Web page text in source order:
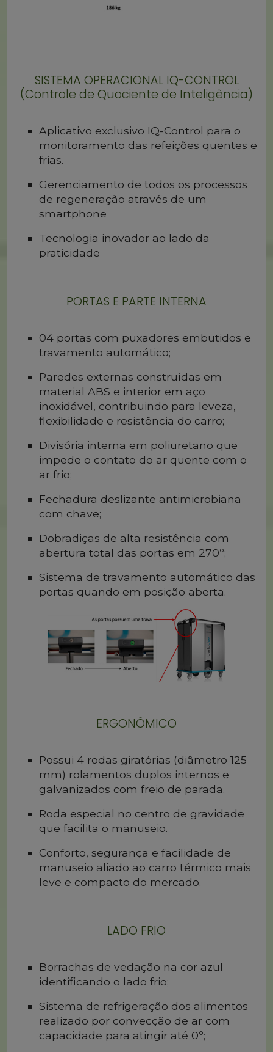
SISTEMA OPERACIONAL IQ-CONTROL
(Controle de Quociente de Inteligência)
Aplicativo exclusivo IQ-Control para o
monitoramento das refeições quentes e
frias.
Gerenciamento de todos os processos
de regeneração através de um
smartphone
Tecnologia inovador ao lado da
praticidade
PORTAS E PARTE INTERNA
04 portas com puxadores embutidos e
travamento automático;
Paredes externas construídas em
material ABS e interior em aço
inoxidável, contribuindo para leveza,
flexibilidade e resistência do carro;
Divisória interna em poliuretano que
impede o contato do ar quente com o
ar frio;
Fechadura deslizante antimicrobiana
com chave;
Dobradiças de alta resistência com
abertura total das portas em 270º;
Sistema de travamento automático das
portas quando em posição aberta.
ERGONÔMICO
Possui 4 rodas giratórias (diâmetro 125
mm) rolamentos duplos internos e
galvanizados com freio de parada.
Roda especial no centro de gravidade
que facilita o manuseio.
Conforto, segurança e facilidade de
manuseio aliado ao carro térmico mais
leve e compacto do mercado.
LADO FRIO
Borrachas de vedação na cor azul
identificando o lado frio;
Sistema de refrigeração dos alimentos
realizado por convecção de ar com
capacidade para atingir até 0º;